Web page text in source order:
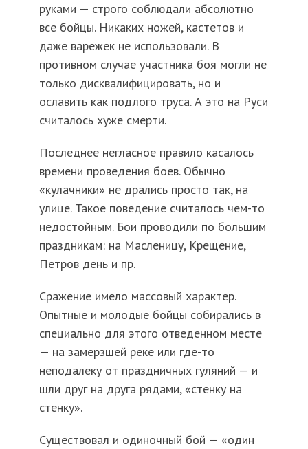
руками — строго соблюдали абсолютно
все бойцы. Никаких ножей, кастетов и
даже варежек не использовали. В
противном случае участника боя могли не
только дисквалифицировать, но и
ославить как подлого труса. А это на Руси
считалось хуже смерти.
Последнее негласное правило касалось
времени проведения боев. Обычно
«кулачники» не дрались просто так, на
улице. Такое поведение считалось чем-то
недостойным. Бои проводили по большим
праздникам: на Масленицу, Крещение,
Петров день и пр.
Сражение имело массовый характер.
Опытные и молодые бойцы собирались в
специально для этого отведенном месте
— на замерзшей реке или где-то
неподалеку от праздничных гуляний — и
шли друг на друга рядами, «стенку на
стенку».
Существовал и одиночный бой — «один